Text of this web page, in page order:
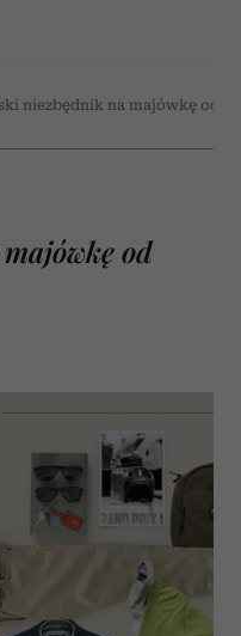
niezbędnik na majówkę od
od